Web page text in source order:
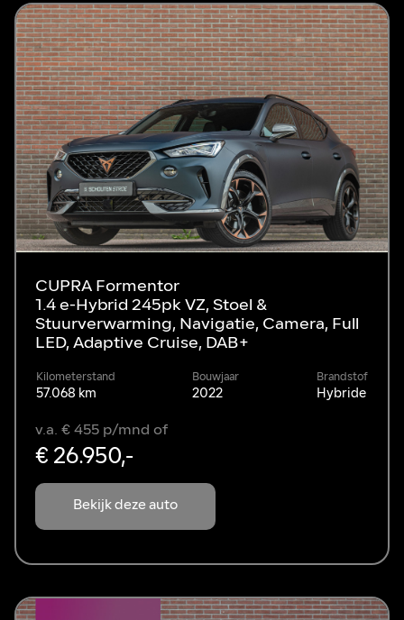
CUPRA Formentor
1.4 e-Hybrid 245pk VZ, Stoel &
Stuurverwarming, Navigatie, Camera, Full
LED, Adaptive Cruise, DAB+
Kilometerstand
57.068 km
Bouwjaar
2022
Brandstof
Hybride
Bekijk deze auto
v.a. € 455 p/mnd of
€ 26.950,-